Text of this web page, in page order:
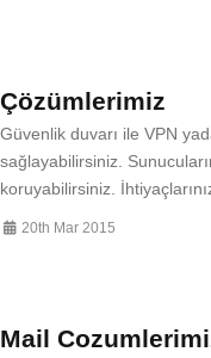
Çözümlerimiz
Güvenlik duvarı ile VPN
sağlayabilirsiniz.
koruyabilirsiniz.
20th Mar 2015
Mail